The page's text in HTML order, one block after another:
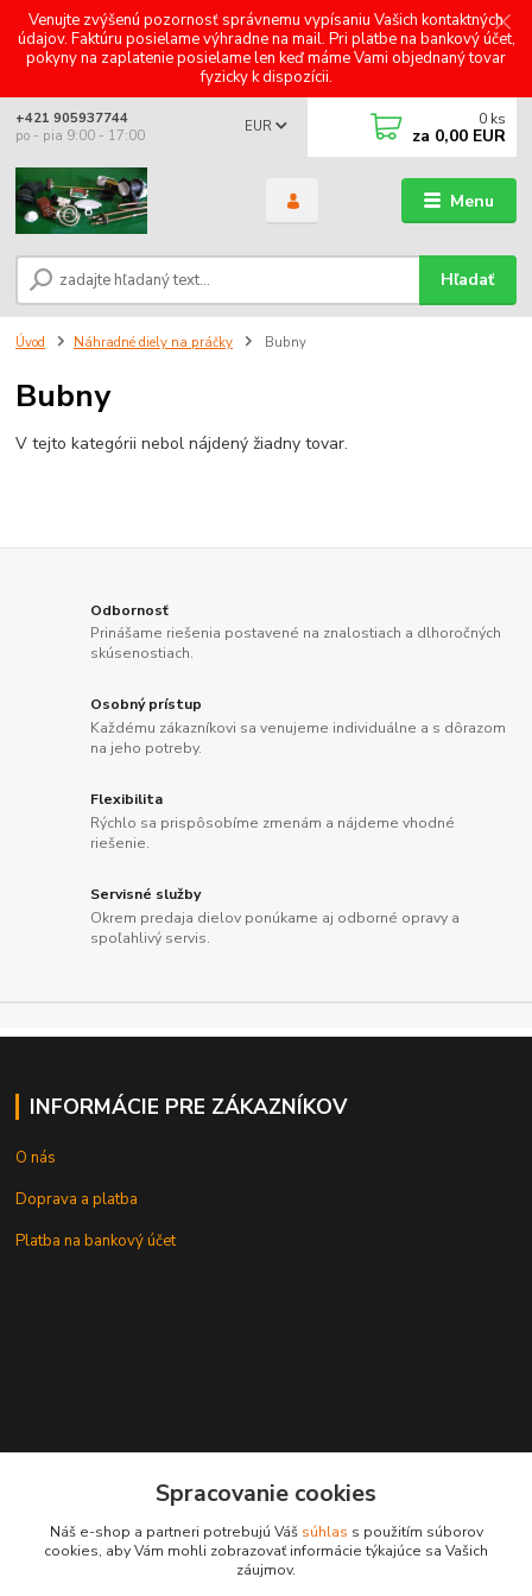
Venujte zvýšenú pozornosť správnemu vypísaniu Vašich kontaktných
údajov. Faktúru posielame výhradne na mail. Pri platbe na bankový účet,
pokyny na zaplatenie posielame len keď máme Vami objednaný tovar
fyzicky k dispozícii.
Menu
EUR
Hľadať
+421 905937744
po - pia 9:00 - 17:00
0 ks
za 0,00 EUR
Úvod Náhradné diely na práčky Bubny
Bubny
V tejto kategórii nebol nájdený žiadny tovar.
Odbornosť
Prinášame riešenia postavené na znalostiach a dlhoročných
skúsenostiach.
Osobný prístup
Každému zákazníkovi sa venujeme individuálne a s dôrazom
na jeho potreby.
Flexibilita
Rýchlo sa prispôsobíme zmenám a nájdeme vhodné
riešenie.
Servisné služby
Okrem predaja dielov ponúkame aj odborné opravy a
spoľahlivý servis.
INFORMÁCIE PRE ZÁKAZNÍKOV
O nás
Doprava a platba
Platba na bankový účet
leksunsro@gmail.com
Spracovanie cookies
Náš e-shop a partneri potrebujú Váš súhlas s použitím súborov
cookies, aby Vám mohli zobrazovať informácie týkajúce sa Vašich
záujmov.